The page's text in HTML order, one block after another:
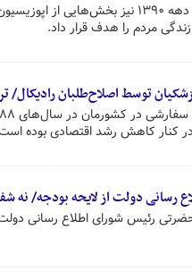
عضو شورای مرکزی کارگزاران: در دهه
مردم را هدف قرار داد.
توسط اصلاح‌طلبان رادیکال/
در کنار کاهش رشد اقتصادی بوده
رسانی دولت از لایحه بودجه/
حضرتی رئیس شورای اطلاع رسانی